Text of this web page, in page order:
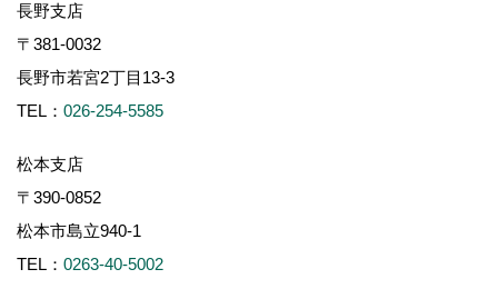
長野支店
〒381-0032
長野市若宮2丁目13-3
TEL： 026-254-5585
松本支店
〒390-0852
松本市島立940-1
TEL： 0263-40-5002